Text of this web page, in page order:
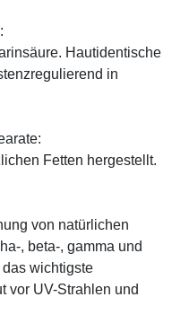
Hautidentische
in
Fetten hergestellt.
von natürlichen
, beta-, gamma und
wichtigste
vor UV-Strahlen und